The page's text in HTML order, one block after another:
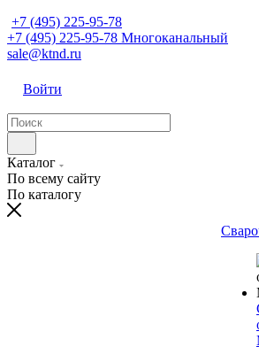
+7 (495) 225-95-78
+7 (495) 225-95-78 Многоканальный
sale@ktnd.ru
Войти
Каталог
По всему сайту
По каталогу